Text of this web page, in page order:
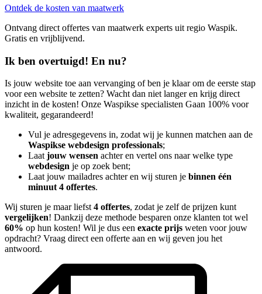
Ontdek de kosten van maatwerk
Ontvang direct offertes van maatwerk experts uit regio Waspik.
Gratis en vrijblijvend.
Ik ben overtuigd! En nu?
Is jouw website toe aan vervanging of ben je klaar om de eerste stap
voor een website te zetten? Wacht dan niet langer en krijg direct
inzicht in de kosten! Onze Waspikse specialisten Gaan 100% voor
kwaliteit, gegarandeerd!
Vul je adresgegevens in, zodat wij je kunnen matchen aan de
Waspikse webdesign professionals;
Laat jouw wensen achter en vertel ons naar welke type
webdesign je op zoek bent;
Laat jouw mailadres achter en wij sturen je binnen één
minuut 4 offertes.
Wij sturen je maar liefst 4 offertes, zodat je zelf de prijzen kunt
vergelijken! Dankzij deze methode besparen onze klanten tot wel
60% op hun kosten! Wil je dus een exacte prijs weten voor jouw
opdracht? Vraag direct een offerte aan en wij geven jou het
antwoord.